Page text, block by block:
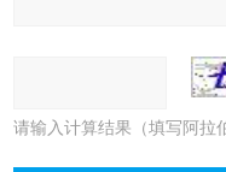
请输入计算结果（填写阿拉